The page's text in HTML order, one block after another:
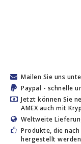
Mailen Sie uns
Paypal - schnelle
Jetzt können Sie
AMEX auch mit
Weltweite
Produkte, die
hergestellt werden